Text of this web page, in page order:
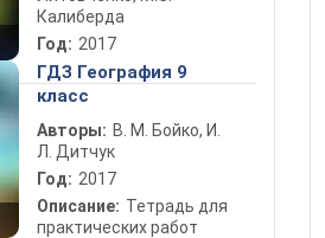
Калиберда
Год: 2017
ГДЗ География 9
класс
Авторы: В. М. Бойко, И.
Л. Дитчук
Год: 2017
Описание: Тетрадь для
практических работ